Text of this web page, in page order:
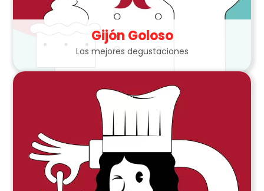
Gijón Goloso
Las mejores degustaciones